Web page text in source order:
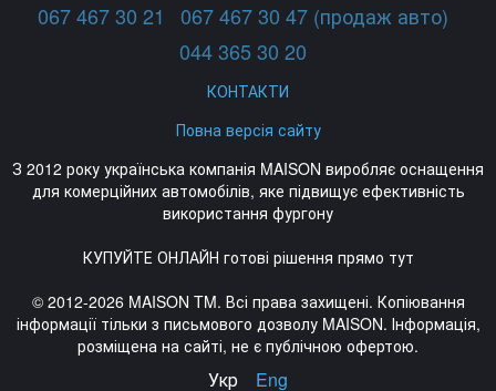
067 467 30 21
067 467 30 47 (продаж авто)
044 365 30 20
КОНТАКТИ
Повна версія сайту
З 2012 року українська компанія MAISON виробляє оснащення
для комерційних автомобілів, яке підвищує ефективність
використання фургону
КУПУЙТЕ ОНЛАЙН готові рішення прямо тут
© 2012-2026 MAISON TM. Всі права захищені. Копіювання
інформації тільки з письмового дозволу MAISON. Інформація,
розміщена на сайті, не є публічною офертою.
Укр Eng